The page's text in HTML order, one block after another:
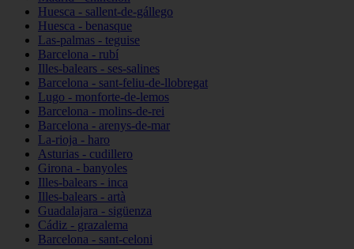
Huesca - sallent-de-gállego
Huesca - benasque
Las-palmas - teguise
Barcelona - rubí
Illes-balears - ses-salines
Barcelona - sant-feliu-de-llobregat
Lugo - monforte-de-lemos
Barcelona - molins-de-rei
Barcelona - arenys-de-mar
La-rioja - haro
Asturias - cudillero
Girona - banyoles
Illes-balears - inca
Illes-balears - artà
Guadalajara - sigüenza
Cádiz - grazalema
Barcelona - sant-celoni